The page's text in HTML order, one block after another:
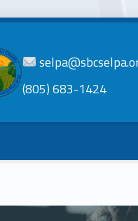
SELPA
(805) 683-1424